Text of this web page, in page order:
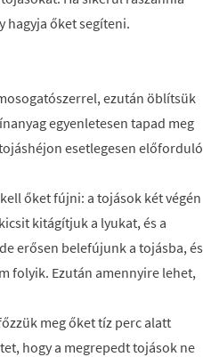
hagyja őket segíteni.
ezután öblítsük
egyenletesen tapad meg
esetlegesen előforduló
őket fújni: a tojások két végén
kitágítjuk a lyukat, és a
erősen belefújunk a tojásba, és
folyik. Ezután amennyire lehet,
meg őket tíz perc alatt
hogy a megrepedt tojások ne